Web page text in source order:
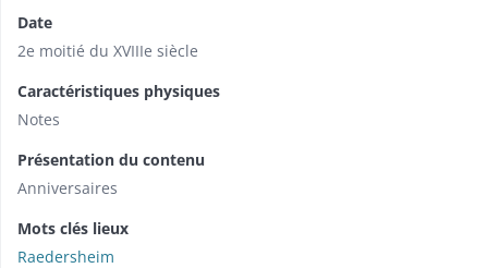
Date
2e moitié du XVIIIe siècle
Caractéristiques physiques
Notes
Présentation du contenu
Anniversaires
Mots clés lieux
Raedersheim